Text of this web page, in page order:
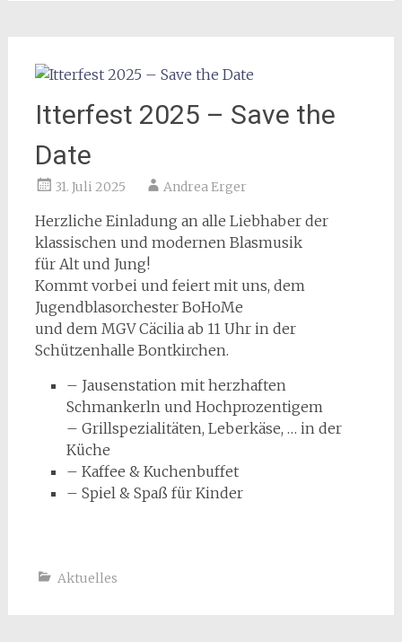
Itterfest 2025 – Save the
Date
31. Juli 2025 Andrea Erger
Herzliche Einladung an alle Liebhaber der
klassischen und modernen Blasmusik
für Alt und Jung!
Kommt vorbei und feiert mit uns, dem
Jugendblasorchester BoHoMe
und dem MGV Cäcilia ab 11 Uhr in der
Schützenhalle Bontkirchen.
– Jausenstation mit herzhaften
Schmankerln und Hochprozentigem
– Grillspezialitäten, Leberkäse, … in der
Küche
– Kaffee & Kuchenbuffet
– Spiel & Spaß für Kinder
Aktuelles